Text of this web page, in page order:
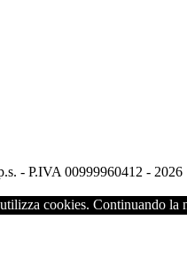
- P.IVA 00999960412 - 2026
cookies. Continuando la